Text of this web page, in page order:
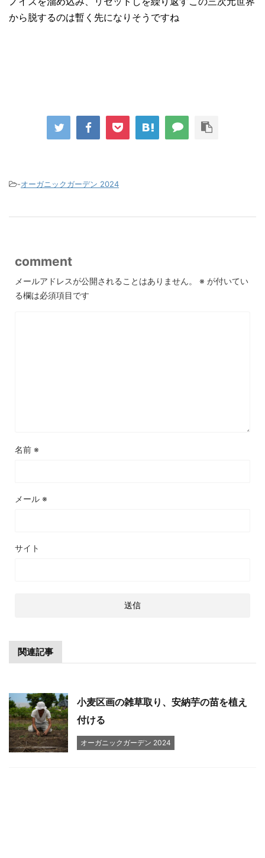
から脱するのは暫く先になりそうですね
-オーガニックガーデン 2024
comment
メールアドレスが公開されることはありません。 ※ が付いてい
る欄は必須項目です
名前 ※
メール ※
サイト
関連記事
小麦区画の雑草取り、安納芋の苗を植え
付ける
オーガニックガーデン 2024